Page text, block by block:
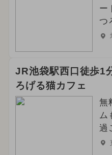
ー
つ
JR池袋駅西口徒歩1
ろげる猫カフェ
無
ム
過